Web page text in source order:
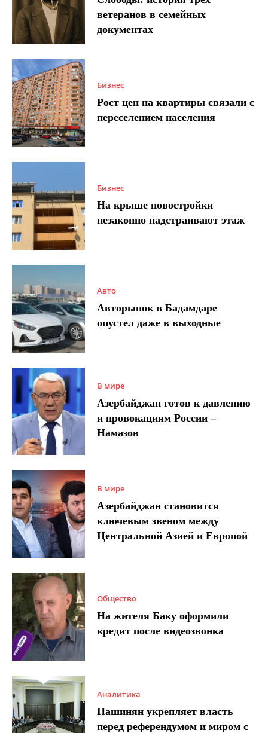
ветеранов в семейных
документах
Бизнес
Рост цен на квартиры связали с
переселением населения
Бизнес
На крыше новостройки
незаконно надстраивают этаж
Авто
Авторынок в Бадамдаре
опустел даже в выходные
В мире
Азербайджан готов к давлению
и провокациям России –
Намазов
В мире
Азербайджан становится
ключевым звеном между
Центральной Азией и Европой
Общество
На жителя Баку оформили
кредит после видеозвонка
Аналитика
Пашинян укрепляет власть
перед референдумом и миром с